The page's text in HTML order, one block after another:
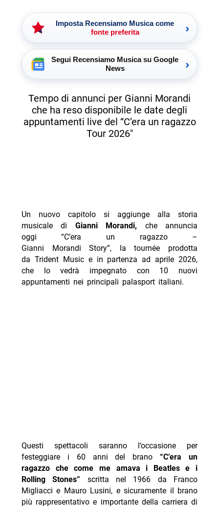
Imposta Recensiamo Musica come
fonte preferita
›
Segui Recensiamo Musica su Google
News
›
Tempo di annunci per Gianni Morandi
che ha reso disponibile le date degli
appuntamenti live del “C’era un ragazzo
Tour 2026″
Un nuovo capitolo si aggiunge alla storia
musicale di Gianni Morandi, che annuncia
oggi “C’era un ragazzo –
Gianni Morandi Story”, la tournée prodotta
da Trident Music e in partenza ad aprile 2026,
che lo vedrà impegnato con 10 nuovi
appuntamenti nei principali palasport italiani.
Questi spettacoli saranno l’occasione per
festeggiare i 60 anni del brano“C’era un
ragazzo che come me amava i Beatles e i
Rolling Stones” scritta nel 1966 da Franco
Migliacci e Mauro Lusini, e sicuramente il brano
più rappresentativo e importante della carriera di